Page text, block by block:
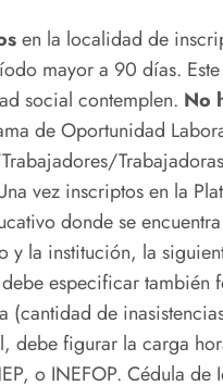
en la localidad de
mayor a 90 días.
social contemplen. No
de Oportunidad
vez inscriptos en la
donde se
y la institución, la
especificar también
(cantidad de
debe figurar la carga
o INEFOP. Cédula